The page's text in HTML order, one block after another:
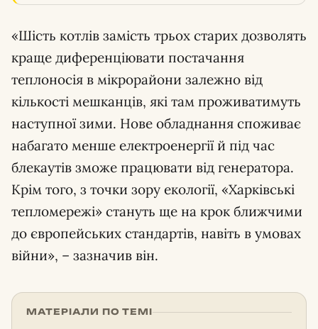
«Шість котлів замість трьох старих дозволять
краще диференціювати постачання
теплоносія в мікрорайони залежно від
кількості мешканців, які там проживатимуть
наступної зими. Нове обладнання споживає
набагато менше електроенергії й під час
блекаутів зможе працювати від генератора.
Крім того, з точки зору екології, «Харківські
тепломережі» стануть ще на крок ближчими
до європейських стандартів, навіть в умовах
війни», – зазначив він.
МАТЕРІАЛИ ПО ТЕМІ